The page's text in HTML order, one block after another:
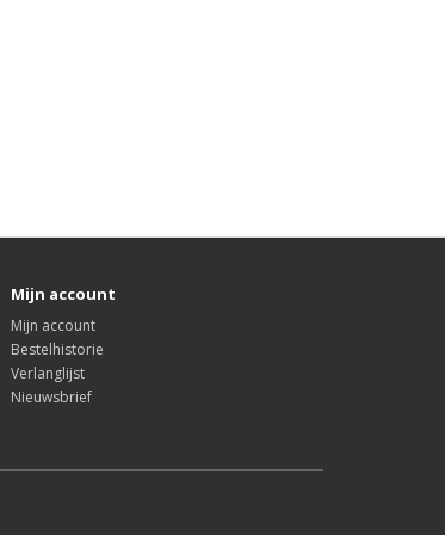
Mijn account
Mijn account
Bestelhistorie
Verlanglijst
Nieuwsbrief